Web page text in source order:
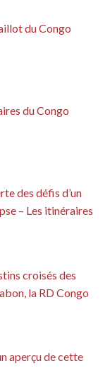
du Congo
du Congo
des défis d’un
– Les itinéraires
croisés des
la RD Congo
aperçu de cette